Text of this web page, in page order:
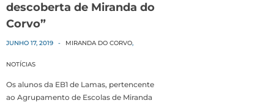
descoberta de Miranda do
Corvo”
JUNHO 17, 2019 - MIRANDA DO CORVO,
NOTÍCIAS
Os alunos da EB1 de Lamas, pertencente
ao Agrupamento de Escolas de Miranda